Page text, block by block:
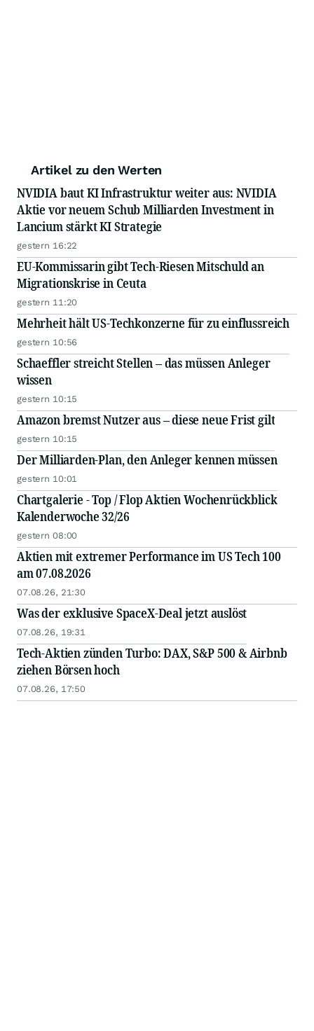
Artikel zu den Werten
NVIDIA baut KI Infrastruktur weiter aus: NVIDIA
Aktie vor neuem Schub Milliarden Investment in
Lancium stärkt KI Strategie
gestern 16:22
EU-Kommissarin gibt Tech-Riesen Mitschuld an
Migrationskrise in Ceuta
gestern 11:20
Mehrheit hält US-Techkonzerne für zu einflussreich
gestern 10:56
Schaeffler streicht Stellen – das müssen Anleger
wissen
gestern 10:15
Amazon bremst Nutzer aus – diese neue Frist gilt
gestern 10:15
Der Milliarden-Plan, den Anleger kennen müssen
gestern 10:01
Chartgalerie - Top / Flop Aktien Wochenrückblick
Kalenderwoche 32/26
gestern 08:00
Aktien mit extremer Performance im US Tech 100
am 07.08.2026
07.08.26, 21:30
Was der exklusive SpaceX-Deal jetzt auslöst
07.08.26, 19:31
Tech-Aktien zünden Turbo: DAX, S&P 500 & Airbnb
ziehen Börsen hoch
07.08.26, 17:50